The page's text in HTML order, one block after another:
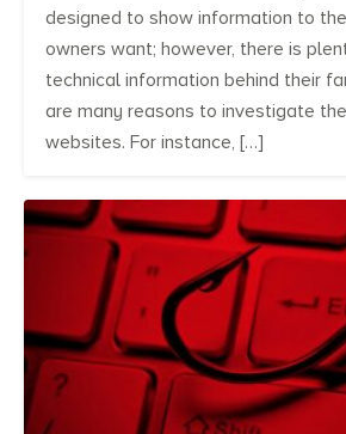
designed to show information to
owners want; however, there is
technical information behind their
are many reasons to investigate
websites. For instance, […]